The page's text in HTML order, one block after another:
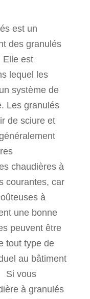
est un
des granulés
Elle est
lequel les
système de
Les granulés
de sciure et
chaudières à
courantes, car
à
une bonne
peuvent être
tout type de
au bâtiment
vous
à granulés